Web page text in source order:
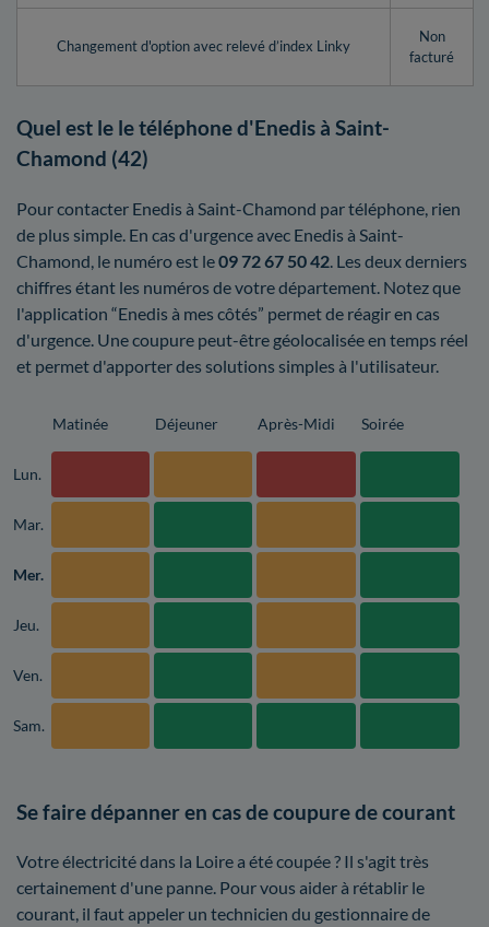
Changement d'option avec relevé d’index Linky
Non
facturé
Quel est le le téléphone d'Enedis à Saint-
Chamond (42)
Pour contacter Enedis à Saint-Chamond par téléphone, rien
de plus simple. En cas d'urgence avec Enedis à Saint-
Chamond, le numéro est le09 72 67 50 42 . Les deux derniers
chiffres étant les numéros de votre département. Notez que
l'application “Enedis à mes côtés” permet de réagir en cas
d'urgence. Une coupure peut-être géolocalisée en temps réel
et permet d'apporter des solutions simples à l'utilisateur.
Matinée Déjeuner Après-Midi Soirée
Lun.
Mar.
Mer.
Jeu.
Ven.
Sam.
Se faire dépanner en cas de coupure de courant
Votre électricité dans la Loire a été coupée ? Il s'agit très
certainement d'une panne. Pour vous aider à rétablir le
courant, il faut appeler un technicien du gestionnaire de